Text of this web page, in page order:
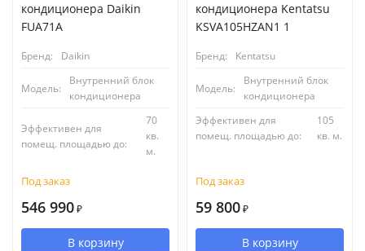
кондиционера Daikin
FUA71A
Бренд: Daikin
Модель:
Внутренний блок
кондиционера
Эффективен для
помещ. площадью до:
70
кв.
м.
Под заказ
546 990 ₽
В корзину
кондиционера Kentatsu
KSVA105HZAN1 1
Бренд: Kentatsu
Модель:
Внутренний блок
кондиционера
Эффективен для
помещ. площадью до:
105
кв. м.
Под заказ
59 800 ₽
В корзину